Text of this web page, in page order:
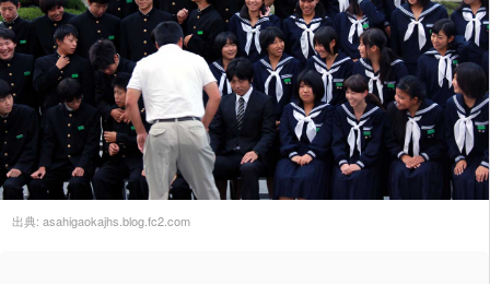
出典: asahigaokajhs.blog.fc2.com